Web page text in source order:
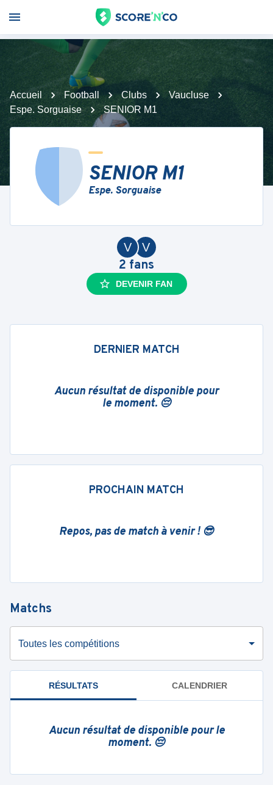
Accueil Football Clubs
Vaucluse
Espe. Sorguaise
SENIOR M1
SENIOR M1
Espe. Sorguaise
V
V
2 fans
DEVENIR FAN
DERNIER MATCH
Aucun résultat de disponible pour
le moment. 😔
PROCHAIN MATCH
Repos, pas de match à venir ! 😎
Matchs
Toutes les compétitions
RÉSULTATS CALENDRIER
Aucun résultat de disponible pour le
moment. 😔